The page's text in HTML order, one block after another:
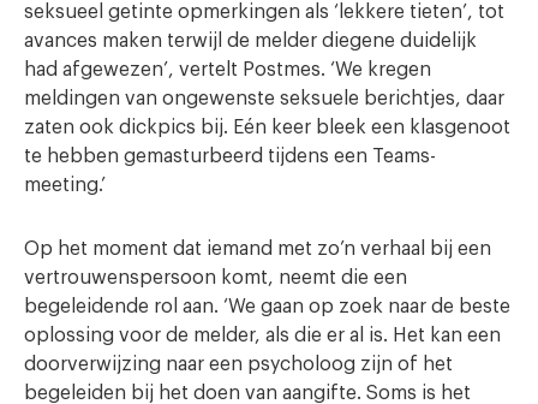
seksueel getinte opmerkingen als ‘lekkere tieten’, tot
avances maken terwijl de melder diegene duidelijk
had afgewezen’, vertelt Postmes. ‘We kregen
meldingen van ongewenste seksuele berichtjes, daar
zaten ook dickpics bij. Eén keer bleek een klasgenoot
te hebben gemasturbeerd tijdens een Teams-
meeting.’
Op het moment dat iemand met zo’n verhaal bij een
vertrouwenspersoon komt, neemt die een
begeleidende rol aan. ‘We gaan op zoek naar de beste
oplossing voor de melder, als die er al is. Het kan een
doorverwijzing naar een psycholoog zijn of het
begeleiden bij het doen van aangifte. Soms is het